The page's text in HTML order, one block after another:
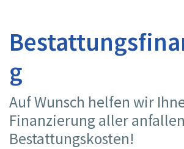
g
Auf Wunsch helfen wir
Finanzierung aller
Bestattungskosten!